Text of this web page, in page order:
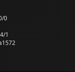
0
4/1
1572